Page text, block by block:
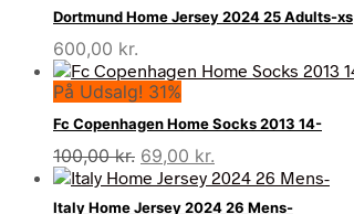
Dortmund Home Jersey 2024 25 Adults-xs
600,00 kr.
På Udsalg! 31%
Fc Copenhagen Home Socks 2013 14-
100,00kr. Den
oprindelige
pris
69,00 kr.
aktuelle
pris
Italy Home Jersey 2024 26 Mens-